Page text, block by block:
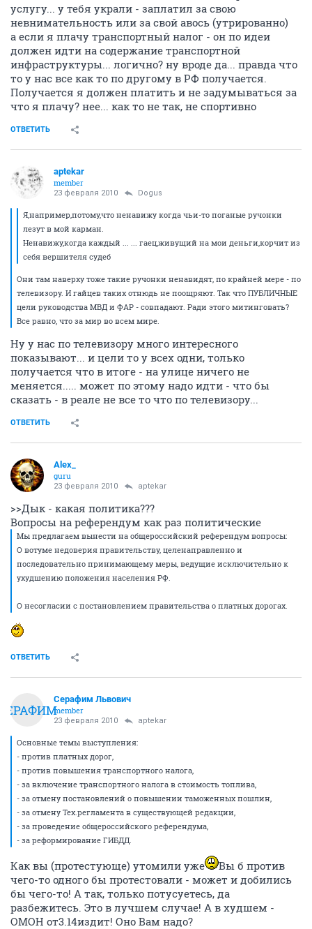
услугу... у тебя украли - заплатил за свою
невнимательность или за свой авось (утрированно)
а если я плачу транспортный налог - он по идеи
должен идти на содержание транспортной
инфраструктуры... логично? ну вроде да... правда что
то у нас все как то по другому в РФ получается.
Получается я должен платить и не задумываться за
что я плачу? нее... как то не так, не спортивно
ОТВЕТИТЬ
aptekar
member
23 февраля 2010 Dogus
Я,например,потому,что ненавижу когда чьи-то поганые ручонки
лезут в мой карман.
Ненавижу,когда каждый ... ... гаец,живущий на мои деньги,корчит из
себя вершителя судеб
Они там наверху тоже такие ручонки ненавидят, по крайней мере - по
телевизору. И гайцев таких отнюдь не поощряют. Так что ПУБЛИЧНЫЕ
цели руководства МВД и ФАР - совпадают. Ради этого митинговать?
Все равно, что за мир во всем мире.
Ну у нас по телевизору много интересного
показывают... и цели то у всех одни, только
получается что в итоге - на улице ничего не
меняется..... может по этому надо идти - что бы
сказать - в реале не все то что по телевизору...
ОТВЕТИТЬ
Alex_
guru
23 февраля 2010 aptekar
>>Дык - какая политика???
Вопросы на референдум как раз политические
Мы предлагаем вынести на общероссийский референдум вопросы:
О вотуме недоверия правительству, целенаправленно и
последовательно принимающему меры, ведущие исключительно к
ухудшению положения населения РФ.
О несогласии с постановлением правительства о платных дорогах.
ОТВЕТИТЬ
Серафим Львович
member
23 февраля 2010 aptekar
Основные темы выступления:
- против платных дорог,
- против повышения транспортного налога,
- за включение транспортного налога в стоимость топлива,
- за отмену постановлений о повышении таможенных пошлин,
- за отмену Тех.регламента в существующей редакции,
- за проведение общероссийского референдума,
- за реформирование ГИБДД.
Как вы (протестующе) утомили уже
Вы б против
чего-то одного бы протестовали - может и добились
бы чего-то! А так, только потусуетесь, да
разбежитесь. Это в лучшем случае! А в худшем -
ОМОН от3.14издит! Оно Вам надо?